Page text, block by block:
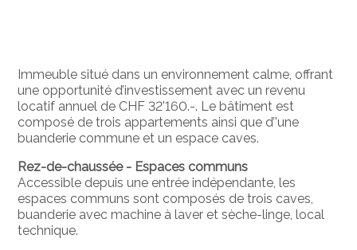
Immeuble situé dans un environnement calme, offrant
une opportunité d’investissement avec un revenu
locatif annuel de CHF 32'160.-. Le bâtiment est
composé de trois appartements ainsi que d’'une
buanderie commune et un espace caves.
Rez-de-chaussée - Espaces communs
Accessible depuis une entrée indépendante, les
espaces communs sont composés de trois caves,
buanderie avec machine à laver et sèche-linge, local
technique.